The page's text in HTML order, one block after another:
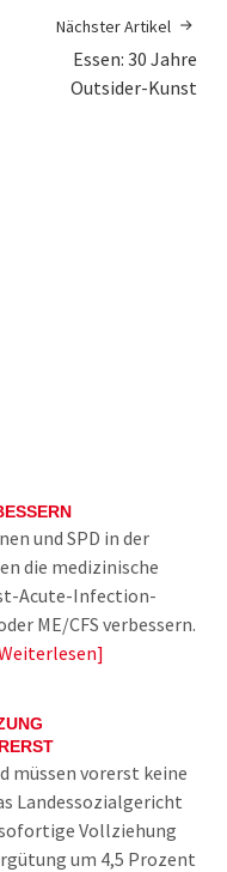
Nächster Artikel
Essen: 30 Jahre
Outsider-Kunst
und SPD in der
die medizinische
Acute-Infection-
ME/CFS verbessern.
müssen vorerst keine
Landessozialgericht
Vollziehung
um 4,5 Prozent